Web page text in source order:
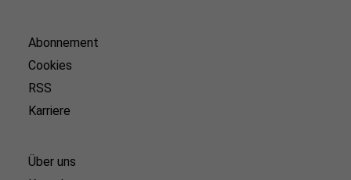
Abonnement
Cookies
RSS
Karriere
Über uns